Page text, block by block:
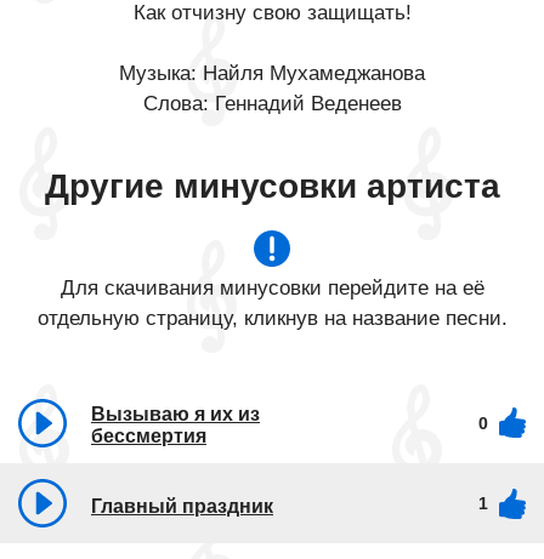
Как отчизну свою защищать!
Музыка: Найля Мухамеджанова
Слова: Геннадий Веденеев
Другие минусовки артиста
Для скачивания минусовки перейдите на её
отдельную страницу, кликнув на название песни.
Вызываю я их из
бессмертия
0
Главный праздник 1